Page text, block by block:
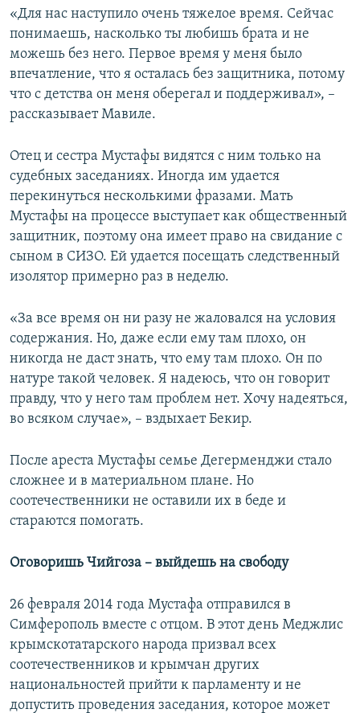
«Для нас наступило очень тяжелое время. Сейчас
понимаешь, насколько ты любишь брата и не
можешь без него. Первое время у меня было
впечатление, что я осталась без защитника, потому
что с детства он меня оберегал и поддерживал», –
рассказывает Мавиле.
Отец и сестра Мустафы видятся с ним только на
судебных заседаниях. Иногда им удается
перекинуться несколькими фразами. Мать
Мустафы на процессе выступает как общественный
защитник, поэтому она имеет право на свидание с
сыном в СИЗО. Ей удается посещать следственный
изолятор примерно раз в неделю.
«За все время он ни разу не жаловался на условия
содержания. Но, даже если ему там плохо, он
никогда не даст знать, что ему там плохо. Он по
натуре такой человек. Я надеюсь, что он говорит
правду, что у него там проблем нет. Хочу надеяться,
во всяком случае», – вздыхает Бекир.
После ареста Мустафы семье Дегерменджи стало
сложнее и в материальном плане. Но
соотечественники не оставили их в беде и
стараются помогать.
Оговоришь Чийгоза – выйдешь на свободу
26 февраля 2014 года Мустафа отправился в
Симферополь вместе с отцом. В этот день Меджлис
крымскотатарского народа призвал всех
соотечественников и крымчан других
национальностей прийти к парламенту и не
допустить проведения заседания, которое может